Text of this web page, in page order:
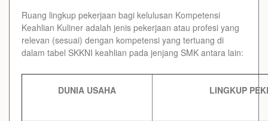
Ruang lingkup pekerjaan bagi kelulusan Kompetensi
Keahlian Kuliner adalah jenis pekerjaan atau profesi yang
relevan (sesuai) dengan kompetensi yang tertuang di
dalam tabel SKKNI keahlian pada jenjang SMK antara lain:
DUNIA USAHA LINGKUP